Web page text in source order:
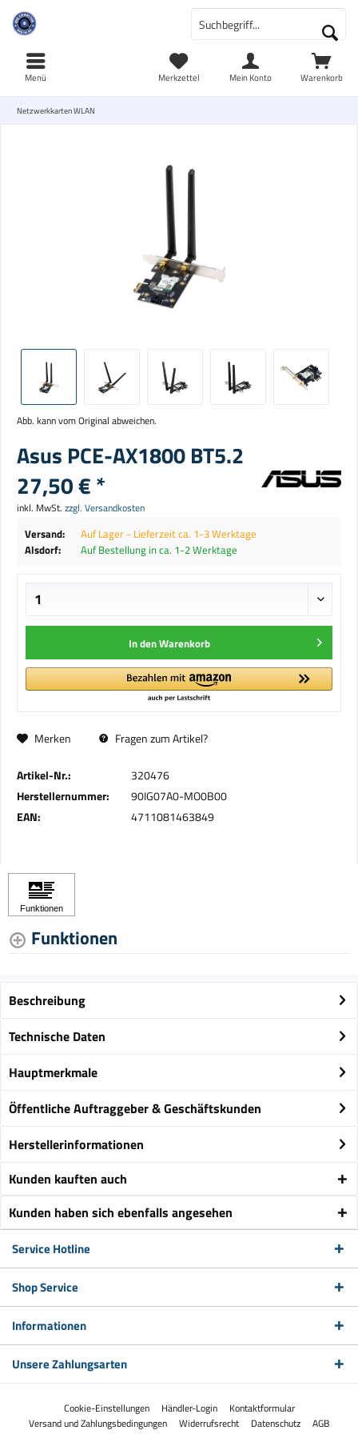
Warenkorb
Merkzettel Mein Konto
Menü
Netzwerkkarten WLAN
Abb. kann vom Original abweichen.
Asus PCE-AX1800 BT5.2
27,50 € *
inkl. MwSt. zzgl. Versandkosten
Versand:
Auf Lager - Lieferzeit ca. 1-3 Werktage
Alsdorf:
Auf Bestellung in ca. 1-2 Werktage
In denWarenkorb
Merken Fragen zum Artikel?
Artikel-Nr.:
320476
Herstellernummer:
90IG07A0-MO0B00
EAN:
4711081463849
Funktionen
Beschreibung
Technische Daten
Hauptmerkmale
Öffentliche Auftraggeber & Geschäftskunden
Herstellerinformationen
Kunden kauften auch
Kunden haben sich ebenfalls angesehen
Service Hotline
Shop Service
Informationen
Unsere Zahlungsarten
Cookie-Einstellungen Händler-Login
Kontaktformular
Versand und Zahlungsbedingungen
Widerrufsrecht Datenschutz
AGB